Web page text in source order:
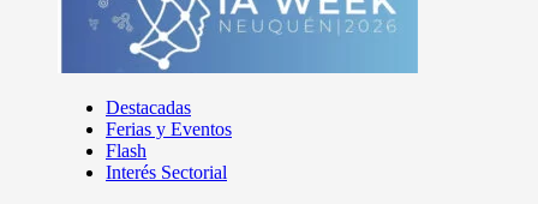
Destacadas
Ferias y Eventos
Flash
Interés Sectorial